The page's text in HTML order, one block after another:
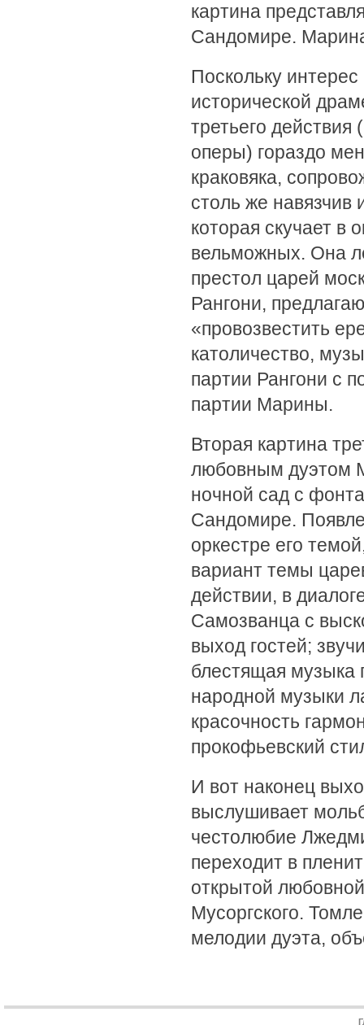
картина
Сандомире.
Поскольку
исторической
третьего действия
оперы) гораздо
краковяка,
столь же
которая скучает в
вельможных. Она
престол царей
Рангони,
«провозвестить
католичество,
партии Рангони с
партии Марины.
Вторая картина
любовным дуэтом
ночной сад с
Сандомире.
оркестре его
вариант темы
действии, в
Самозванца с
выход гостей;
блестящая музыка
народной музыки
красочность
прокофьевский
И вот наконец
выслушивает
честолюбие
переходит в
открытой
Мусоргского.
мелодии дуэта,